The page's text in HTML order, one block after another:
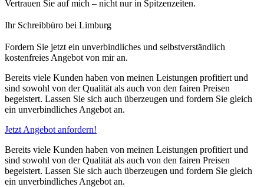
Vertrauen Sie auf mich – nicht nur in Spitzenzeiten.
Ihr Schreibbüro bei Limburg
Fordern Sie jetzt ein unverbindliches und selbstverständlich
kostenfreies Angebot von mir an.
Bereits viele Kunden haben von meinen Leistungen profitiert und
sind sowohl von der Qualität als auch von den fairen Preisen
begeistert. Lassen Sie sich auch überzeugen und fordern Sie gleich
ein unverbindliches Angebot an.
Jetzt Angebot anfordern!
Bereits viele Kunden haben von meinen Leistungen profitiert und
sind sowohl von der Qualität als auch von den fairen Preisen
begeistert. Lassen Sie sich auch überzeugen und fordern Sie gleich
ein unverbindliches Angebot an.